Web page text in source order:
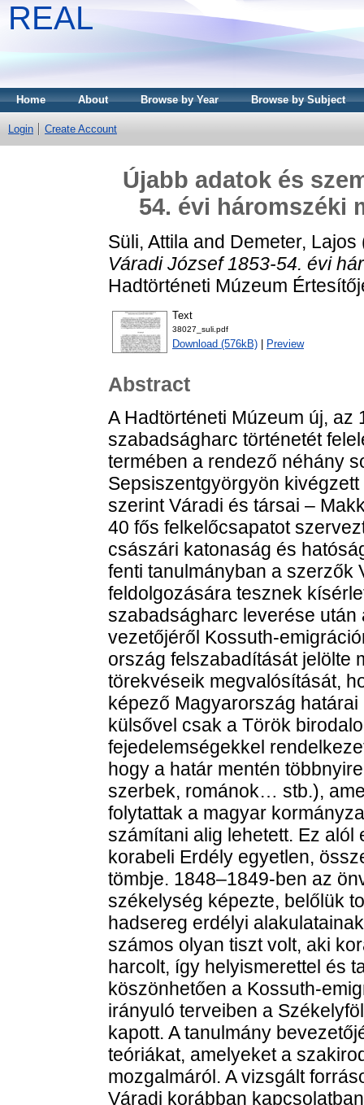
REAL
Home About Browse by Year Browse by Subject
Login Create Account
Újabb adatok és
54. évi háromszéki
Süli, Attila and Demeter, Lajos
Váradi József 1853-54. évi
Hadtörténeti Múzeum
Text
38027_suli.pdf
Download (576kB) Preview
Abstract
A Hadtörténeti Múzeum új,
szabadságharc történetét
termében a rendező néhány
Sepsiszentgyörgyön
szerint Váradi és társai –
40 fős felkelőcsapatot
császári katonaság és
fenti tanulmányban a szerzők
feldolgozására tesznek
szabadságharc leverése
vezetőjéről Kossuth-
ország felszabadítását jelölte
törekvéseik megvalósítását,
képező Magyarország
külsővel csak a Török
fejedelemségekkel
hogy a határ mentén
szerbek, románok… stb.),
folytattak a magyar
számítani alig lehetett. Ez
korabeli Erdély egyetlen,
tömbje. 1848–1849-ben az
székelység képezte, belőlük
hadsereg erdélyi
számos olyan tiszt volt, aki
harcolt, így helyismerettel és
köszönhetően a Kossuth-
irányuló terveiben a
kapott. A tanulmány
teóriákat, amelyeket a
mozgalmáról. A vizsgált
Váradi korábban